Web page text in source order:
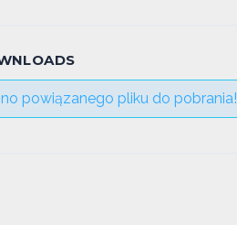
powiązanego pliku do pobrania!